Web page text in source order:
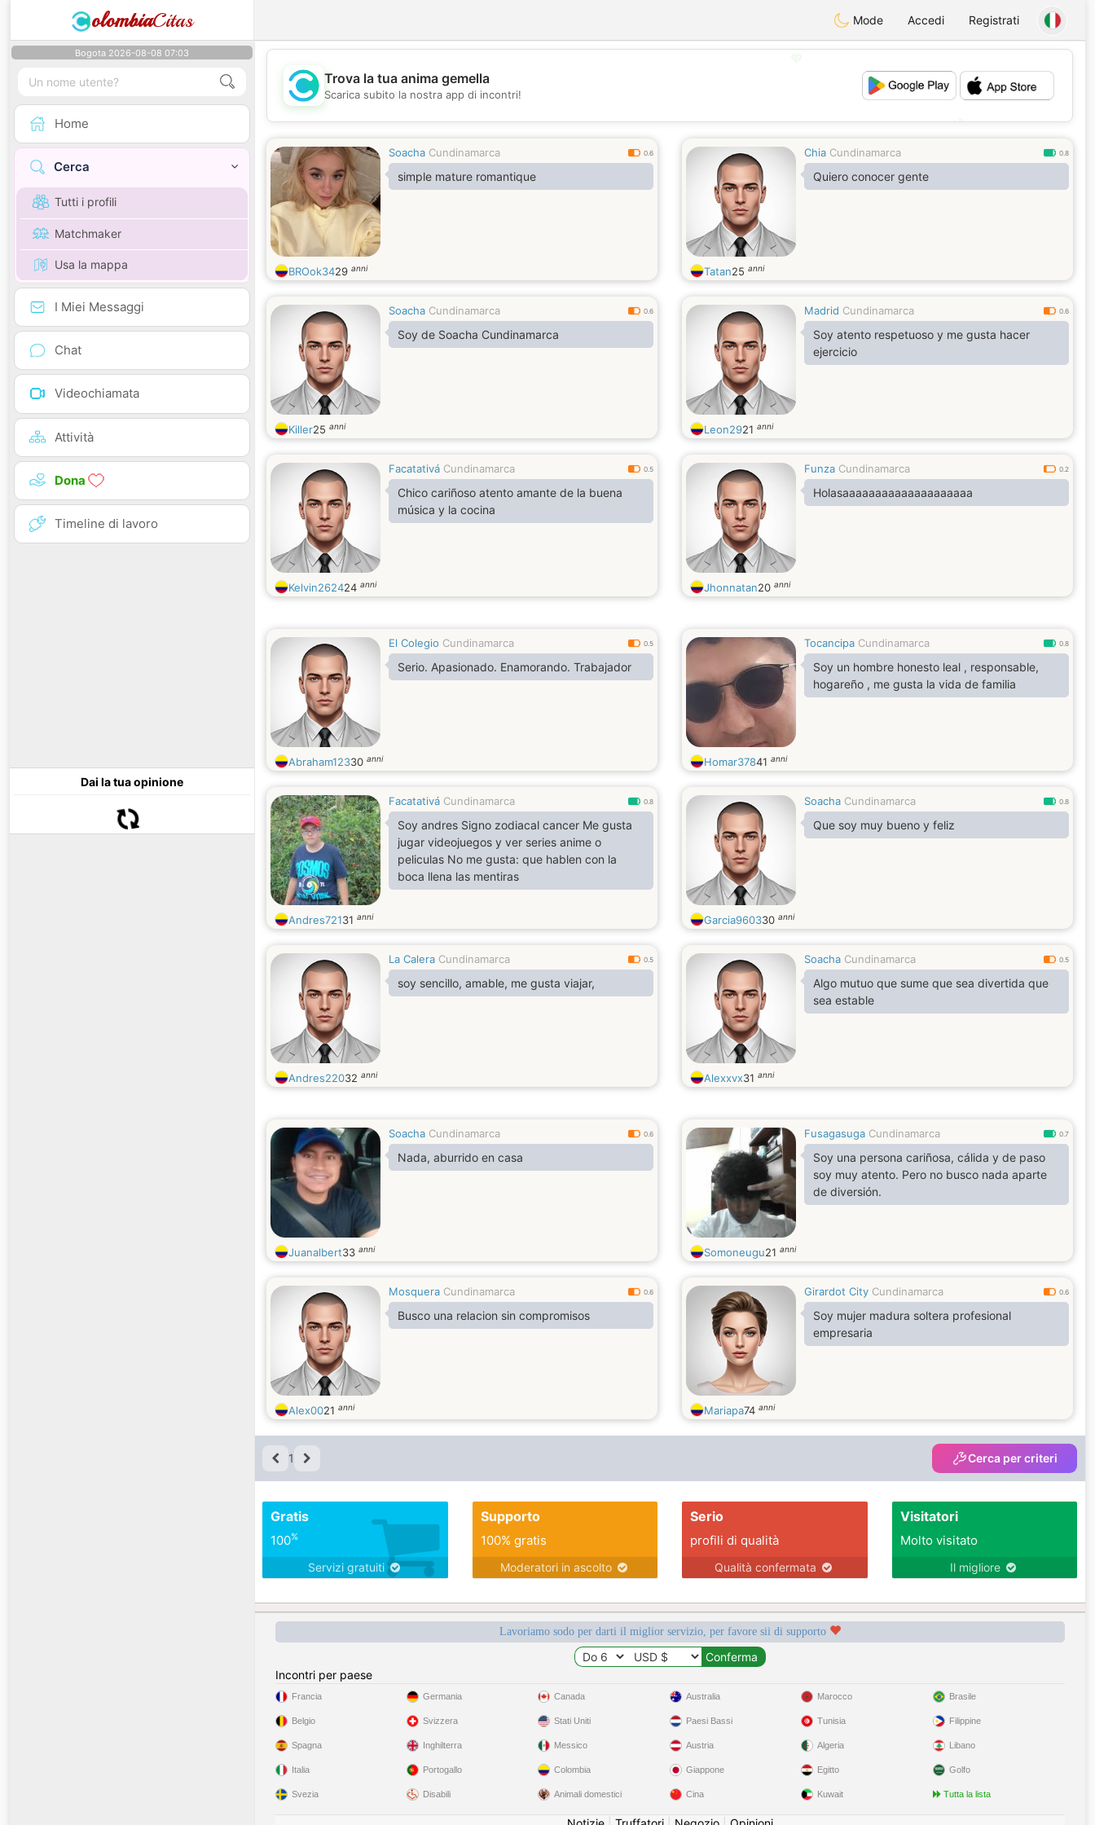
olombiaCitas Mode Accedi Registrati
Bogota 2026-08-08 07:03
Home
Cerca
Tutti i profili
Matchmaker
Usa la mappa
I Miei Messaggi
Chat
Videochiamata
Attività
Dona
Timeline di lavoro
Dai la tua opinione
💖
💕
Trova la tua anima gemella
Scarica subito la nostra app di incontri!
Soacha Cundinamarca 0.6
simple mature romantique
BROok3429 anni
Chia Cundinamarca 0.8
Quiero conocer gente
Tatan25 anni
Soacha Cundinamarca 0.6
Soy de Soacha Cundinamarca
Killer25 anni
Madrid Cundinamarca 0.6
Soy atento respetuoso y me gusta hacer
ejercicio
Leon2921 anni
Facatativá Cundinamarca 0.5
Chico cariñoso atento amante de la buena
música y la cocina
Kelvin262424 anni
Funza Cundinamarca 0.2
Holasaaaaaaaaaaaaaaaaaaaa
Jhonnatan20 anni
El Colegio Cundinamarca 0.5
Serio. Apasionado. Enamorando. Trabajador
Abraham12330 anni
Tocancipa Cundinamarca 0.8
Soy un hombre honesto leal , responsable,
hogareño , me gusta la vida de familia
Homar37841 anni
Facatativá Cundinamarca 0.8
Soy andres Signo zodiacal cancer Me gusta
jugar videojuegos y ver series anime o
peliculas No me gusta: que hablen con la
boca llena las mentiras
Andres72131 anni
Soacha Cundinamarca 0.8
Que soy muy bueno y feliz
Garcia960330 anni
La Calera Cundinamarca 0.5
soy sencillo, amable, me gusta viajar,
Andres22032 anni
Soacha Cundinamarca 0.5
Algo mutuo que sume que sea divertida que
sea estable
Alexxvx31 anni
Soacha Cundinamarca 0.6
Nada, aburrido en casa
Juanalbert33 anni
Fusagasuga Cundinamarca 0.7
Soy una persona cariñosa, cálida y de paso
soy muy atento. Pero no busco nada aparte
de diversión.
Somoneugu21 anni
Mosquera Cundinamarca 0.6
Busco una relacion sin compromisos
Alex0021 anni
Girardot City Cundinamarca 0.6
Soy mujer madura soltera profesional
empresaria
Mariapa74 anni
1 Cerca per criteri
Gratis
100%
Servizi gratuiti
Supporto
100% gratis
Moderatori in ascolto
Serio
profili di qualità
Qualità confermata
Visitatori
Molto visitato
Il migliore
Lavoriamo sodo per darti il miglior servizio, per favore sii di supporto
Incontri per paese
Francia
Belgio
Spagna
Italia
Svezia
Germania
Svizzera
Inghilterra
Portogallo
Disabili
Canada
Stati Uniti
Messico
Colombia
Animali domestici
Australia
Paesi Bassi
Austria
Giappone
Cina
Marocco
Tunisia
Algeria
Egitto
Kuwait
Brasile
Filippine
Libano
Golfo
Tutta la lista